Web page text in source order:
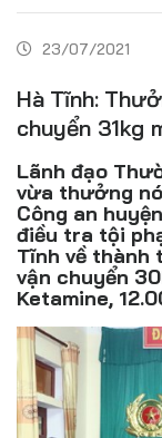
Kinh tế - Tiêu dùng
Đời sống
Thị trường
Đồ uống
Pháp luật
Khoa giáo
Multimedia
23/07/2021
Hà Tĩnh:
chuyển 31kg
Lãnh đạo
vừa thưởng
Công an
điều tra tội
Tĩnh về
vận chuyển
Ketamine,